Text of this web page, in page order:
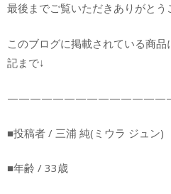
最後までご覧いただきありがとう
このブログに掲載されている商
記まで↓
■投稿者 / 三浦 純(ミウラ ジュン)
■年齢 / 33歳